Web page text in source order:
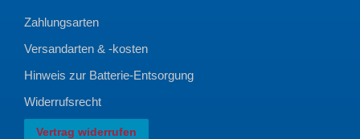
Zahlungsarten
Versandarten & -kosten
Hinweis zur Batterie-Entsorgung
Widerrufsrecht
Vertrag widerrufen